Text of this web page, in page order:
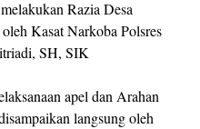
Razia Desa
Kasat Narkoba Polsres
SH, SIK
apel dan Arahan
langsung oleh